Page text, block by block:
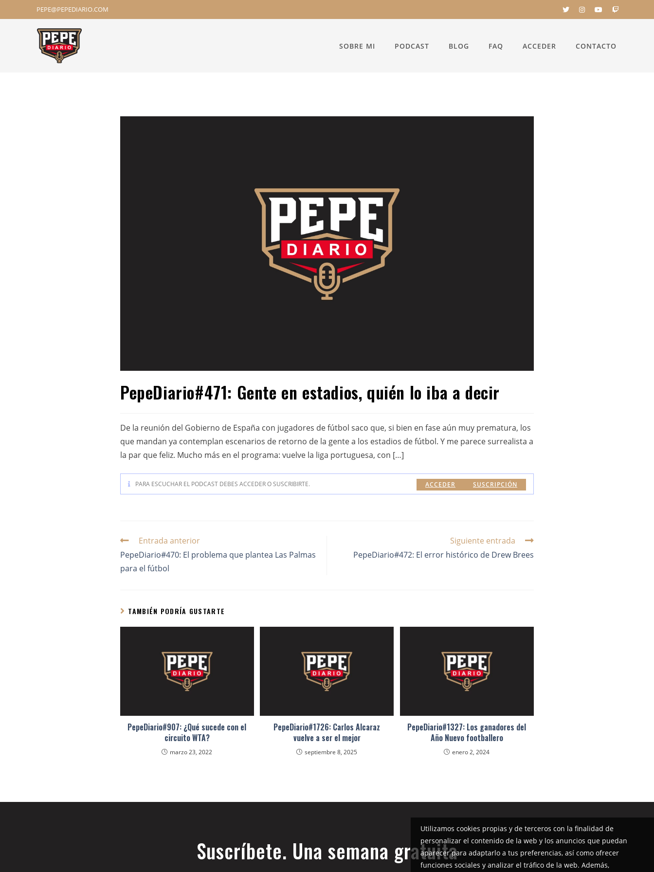
PEPE@PEPEDIARIO.COM
SOBRE MI PODCAST BLOG FAQ ACCEDER CONTACTO
PepeDiario#471: Gente en estadios, quién lo iba a decir
De la reunión del Gobierno de España con jugadores de fútbol saco que, si bien en fase aún muy prematura, los
que mandan ya contemplan escenarios de retorno de la gente a los estadios de fútbol. Y me parece surrealista a
la par que feliz. Mucho más en el programa: vuelve la liga portuguesa, con […]
PARA ESCUCHAR EL PODCAST DEBES ACCEDER O SUSCRIBIRTE. SUSCRIPCIÓN
ACCEDER
Entrada anterior
PepeDiario#470: El problema que plantea Las Palmas
para el fútbol
Siguiente entrada
PepeDiario#472: El error histórico de Drew Brees
TAMBIÉN PODRÍA GUSTARTE
PepeDiario#907: ¿Qué sucede con el
circuito WTA?
marzo 23, 2022
PepeDiario#1726: Carlos Alcaraz
vuelve a ser el mejor
septiembre 8, 2025
PepeDiario#1327: Los ganadores del
Año Nuevo footballero
enero 2, 2024
Suscríbete. Una semana gratuita
Utilizamos cookies propias y de terceros con la finalidad de
personalizar el contenido de la web y los anuncios que puedan
aparecer para adaptarlo a tus preferencias, así como ofrecer
funciones sociales y analizar el tráfico de la web. Además,